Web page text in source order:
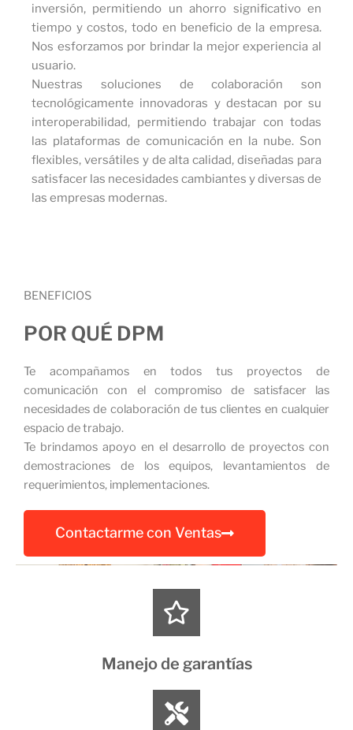
inversión, permitiendo un ahorro significativo en
tiempo y costos, todo en beneficio de la empresa.
Nos esforzamos por brindar la mejor experiencia al
usuario.
Nuestras soluciones de colaboración son
tecnológicamente innovadoras y destacan por su
interoperabilidad, permitiendo trabajar con todas
las plataformas de comunicación en la nube. Son
flexibles, versátiles y de alta calidad, diseñadas para
satisfacer las necesidades cambiantes y diversas de
las empresas modernas.
BENEFICIOS
POR QUÉ DPM
Te acompañamos en todos tus proyectos de
comunicación con el compromiso de satisfacer las
necesidades de colaboración de tus clientes en cualquier
espacio de trabajo.
Te brindamos apoyo en el desarrollo de proyectos con
demostraciones de los equipos, levantamientos de
requerimientos, implementaciones.
Contactarme con Ventas
Manejo de garantías